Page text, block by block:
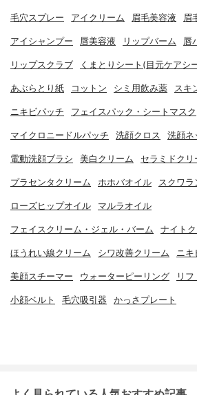
毛穴スプレー アイクリーム 眉毛美容液 眉
アイシャンプー 唇美容液 リップバーム 唇
リップスクラブ くまとりシート(目元ケアシ
あぶらとり紙 コットン シミ用飲み薬 スキ
ニキビパッチ フェイスパック・シートマスク
マイクロニードルパッチ 洗顔クロス 洗顔ネ
電動洗顔ブラシ 美白クリーム セラミドクリ
プラセンタクリーム ホホバオイル スクワ
ローズヒップオイル マルラオイル
フェイスクリーム・ジェル・バーム ナイト
ほうれい線クリーム シワ改善クリーム ニキ
美顔スチーマー ウォーターピーリング リ
小顔ベルト 毛穴吸引器 かっさプレート